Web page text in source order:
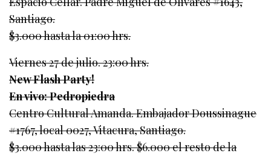
Santiago.
$3.000 hasta la 01:00 hrs.
Viernes 27 de julio. 23:00 hrs.
New Flash Party!
En vivo: Pedropiedra
Centro Cultural Amanda. Embajador Doussinague
#1767, local 0027, Vitacura, Santiago.
$3.000 hasta las 23:00 hrs. $6.000 el resto de la